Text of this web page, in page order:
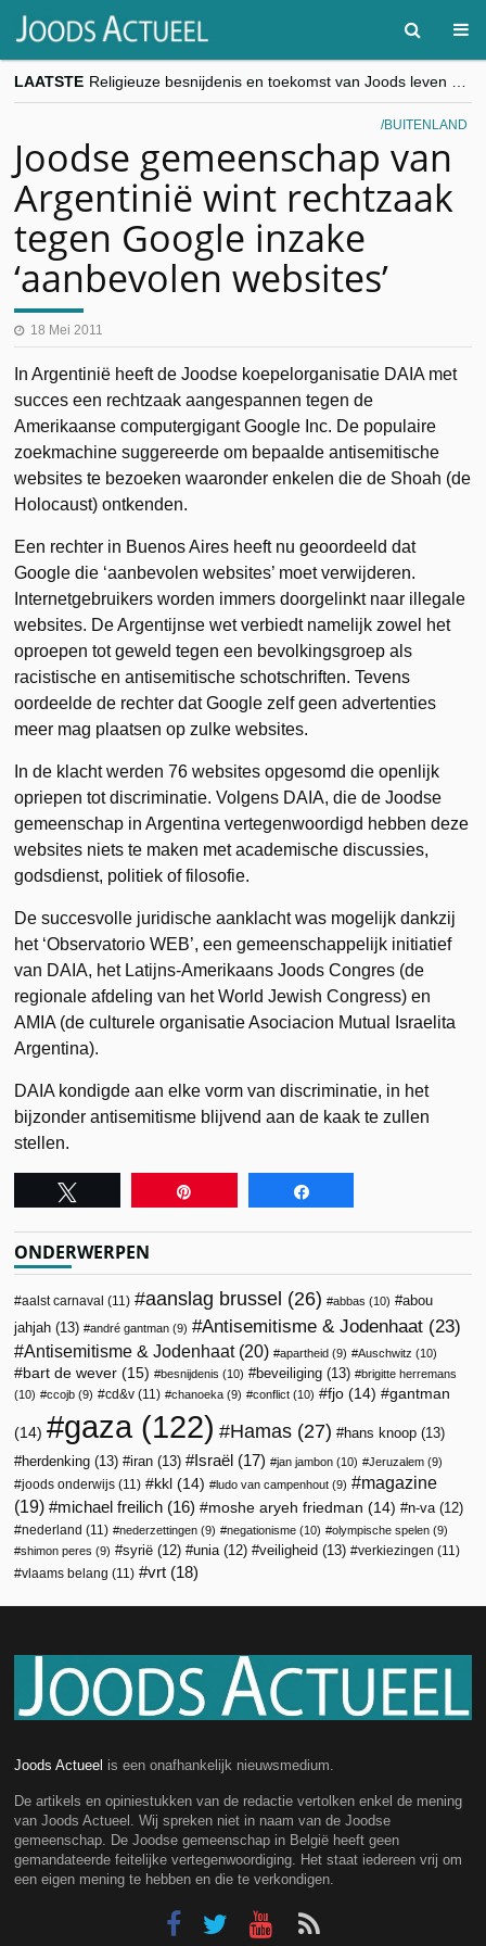
LAATSTE
“Besnijdenisdebat toont hoe moeilijk seculiere Westen minderheden begrijpt”, Jinnih Beels (Vooruit)
CITYTRIP | ROEMENIË – Boekarest: de verrassing van Oost-Europa
BUITENLAND
Joodse gemeenschap van
Argentinië wint rechtzaak
tegen Google inzake
‘aanbevolen websites’
18 Mei 2011
In Argentinië heeft de Joodse koepelorganisatie DAIA met
succes een rechtzaak aangespannen tegen de
Amerikaanse computergigant Google Inc. De populaire
zoekmachine suggereerde om bepaalde antisemitische
websites te bezoeken waaronder enkelen die de Shoah (de
Holocaust) ontkenden.
Een rechter in Buenos Aires heeft nu geoordeeld dat
Google die ‘aanbevolen websites’ moet verwijderen.
Internetgebruikers worden immers doorgelinkt naar illegale
websites. De Argentijnse wet verbiedt namelijk zowel het
oproepen tot geweld tegen een bevolkingsgroep als
racistische en antisemitische schotschriften. Tevens
oordeelde de rechter dat Google zelf geen advertenties
meer mag plaatsen op zulke websites.
In de klacht werden 76 websites opgesomd die openlijk
opriepen tot discriminatie. Volgens DAIA, die de Joodse
gemeenschap in Argentina vertegenwoordigd hebben deze
websites niets te maken met academische discussies,
godsdienst, politiek of filosofie.
De succesvolle juridische aanklacht was mogelijk dankzij
het ‘Observatorio WEB’, een gemeenschappelijk initiatief
van DAIA, het Latijns-Amerikaans Joods Congres (de
regionale afdeling van het World Jewish Congress) en
AMIA (de culturele organisatie Asociacion Mutual Israelita
Argentina).
DAIA kondigde aan elke vorm van discriminatie, in het
bijzonder antisemitisme blijvend aan de kaak te zullen
stellen.
ONDERWERPEN
aalst carnaval (11) aanslag brussel (26) abbas (10)
abou
jahjah (13) andré gantman (9) Antisemitisme & Jodenhaat (23)
Antisemitisme & Jodenhaat(20) apartheid (9) Auschwitz (10)
bart de wever (15) besnijdenis (10) beveiliging (13)
brigitte herremans
(10)
ccojb (9) cd&v (11) chanoeka (9) conflict (10) fjo (14) gantman
(14) gaza (122) Hamas (27) hans knoop (13)
herdenking (13) iran (13) Israël (17) jan jambon (10) Jeruzalem (9)
joods onderwijs (11) kkl (14) ludo van campenhout (9)
magazine
(19)
michael freilich (16) moshe aryeh friedman (14) n-va (12)
nederland (11) nederzettingen (9) negationisme (10) olympische spelen (9)
shimon peres (9) syrië (12) unia (12) veiligheid (13) verkiezingen (11)
vlaams belang (11) vrt (18)
Joods Actueel is een onafhankelijk nieuwsmedium.
De artikels en opiniestukken van de redactie vertolken enkel de mening
van Joods Actueel. Wij spreken niet in naam van de Joodse
gemeenschap. De Joodse gemeenschap in België heeft geen
gemandateerde feitelijke vertegenwoordiging. Het staat iedereen vrij om
een eigen mening te hebben en die te verkondigen.